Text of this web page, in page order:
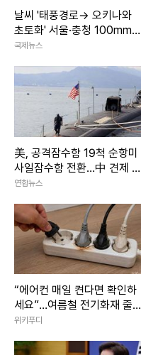
날씨 '태풍경로→ 오키나와
초토화' 서울·충청 100mm이
상 소나기 주말날씨
국제뉴스
美, 공격잠수함 19척 순항미
사일잠수함 전환…中 견제 강
화
연합뉴스
“에어컨 매일 켠다면 확인하
세요”…여름철 전기화재 줄이
는 점검법
위키푸디